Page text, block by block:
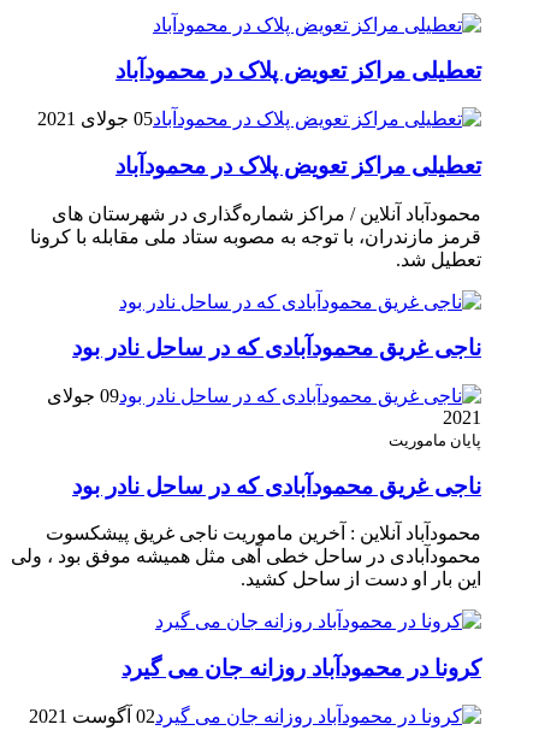
تعطیلی مراکز تعویض پلاک در محمودآباد
05 جولای 2021
تعطیلی مراکز تعویض پلاک در محمودآباد
محمودآباد آنلاین / مراکز شماره‌گذاری در شهر‌ستان های
قرمز مازندران، با توجه به مصوبه ستاد ملی مقابله با کرونا
تعطیل شد.
ناجی غریق محمودآبادی که در ساحل نادر بود
09 جولای
2021
پایان ماموریت
ناجی غریق محمودآبادی که در ساحل نادر بود
محمودآباد آنلاین : آخرین ماموریت ناجی غریق پیشکسوت
محمودآبادی در ساحل خطی آهی مثل همیشه موفق بود ، ولی
این بار او دست از ساحل کشید.
کرونا در محمودآباد روزانه جان می گیرد
02 آگوست 2021